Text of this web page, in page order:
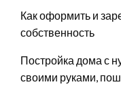
Как оформить и
собственность
Постройка дома с
своими руками,